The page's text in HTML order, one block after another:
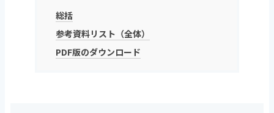
総括
参考資料リスト（全体）
PDF版のダウンロード